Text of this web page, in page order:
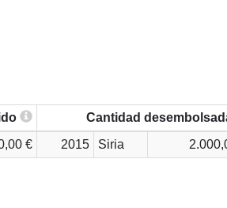
Cantidad
€ 2015 Siria